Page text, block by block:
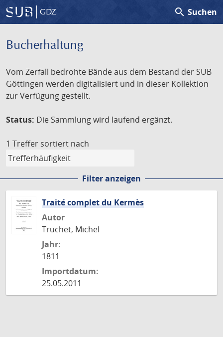
GDZ search Suchen
Bucherhaltung
Vom Zerfall bedrohte Bände aus dem Bestand der SUB
Göttingen werden digitalisiert und in dieser Kollektion
zur Verfügung gestellt.
Status: Die Sammlung wird laufend ergänzt.
1 Treffer sortiert nach
Filter anzeigen
Traité complet du Kermès
Autor
Truchet, Michel
Jahr:
1811
Importdatum:
25.05.2011